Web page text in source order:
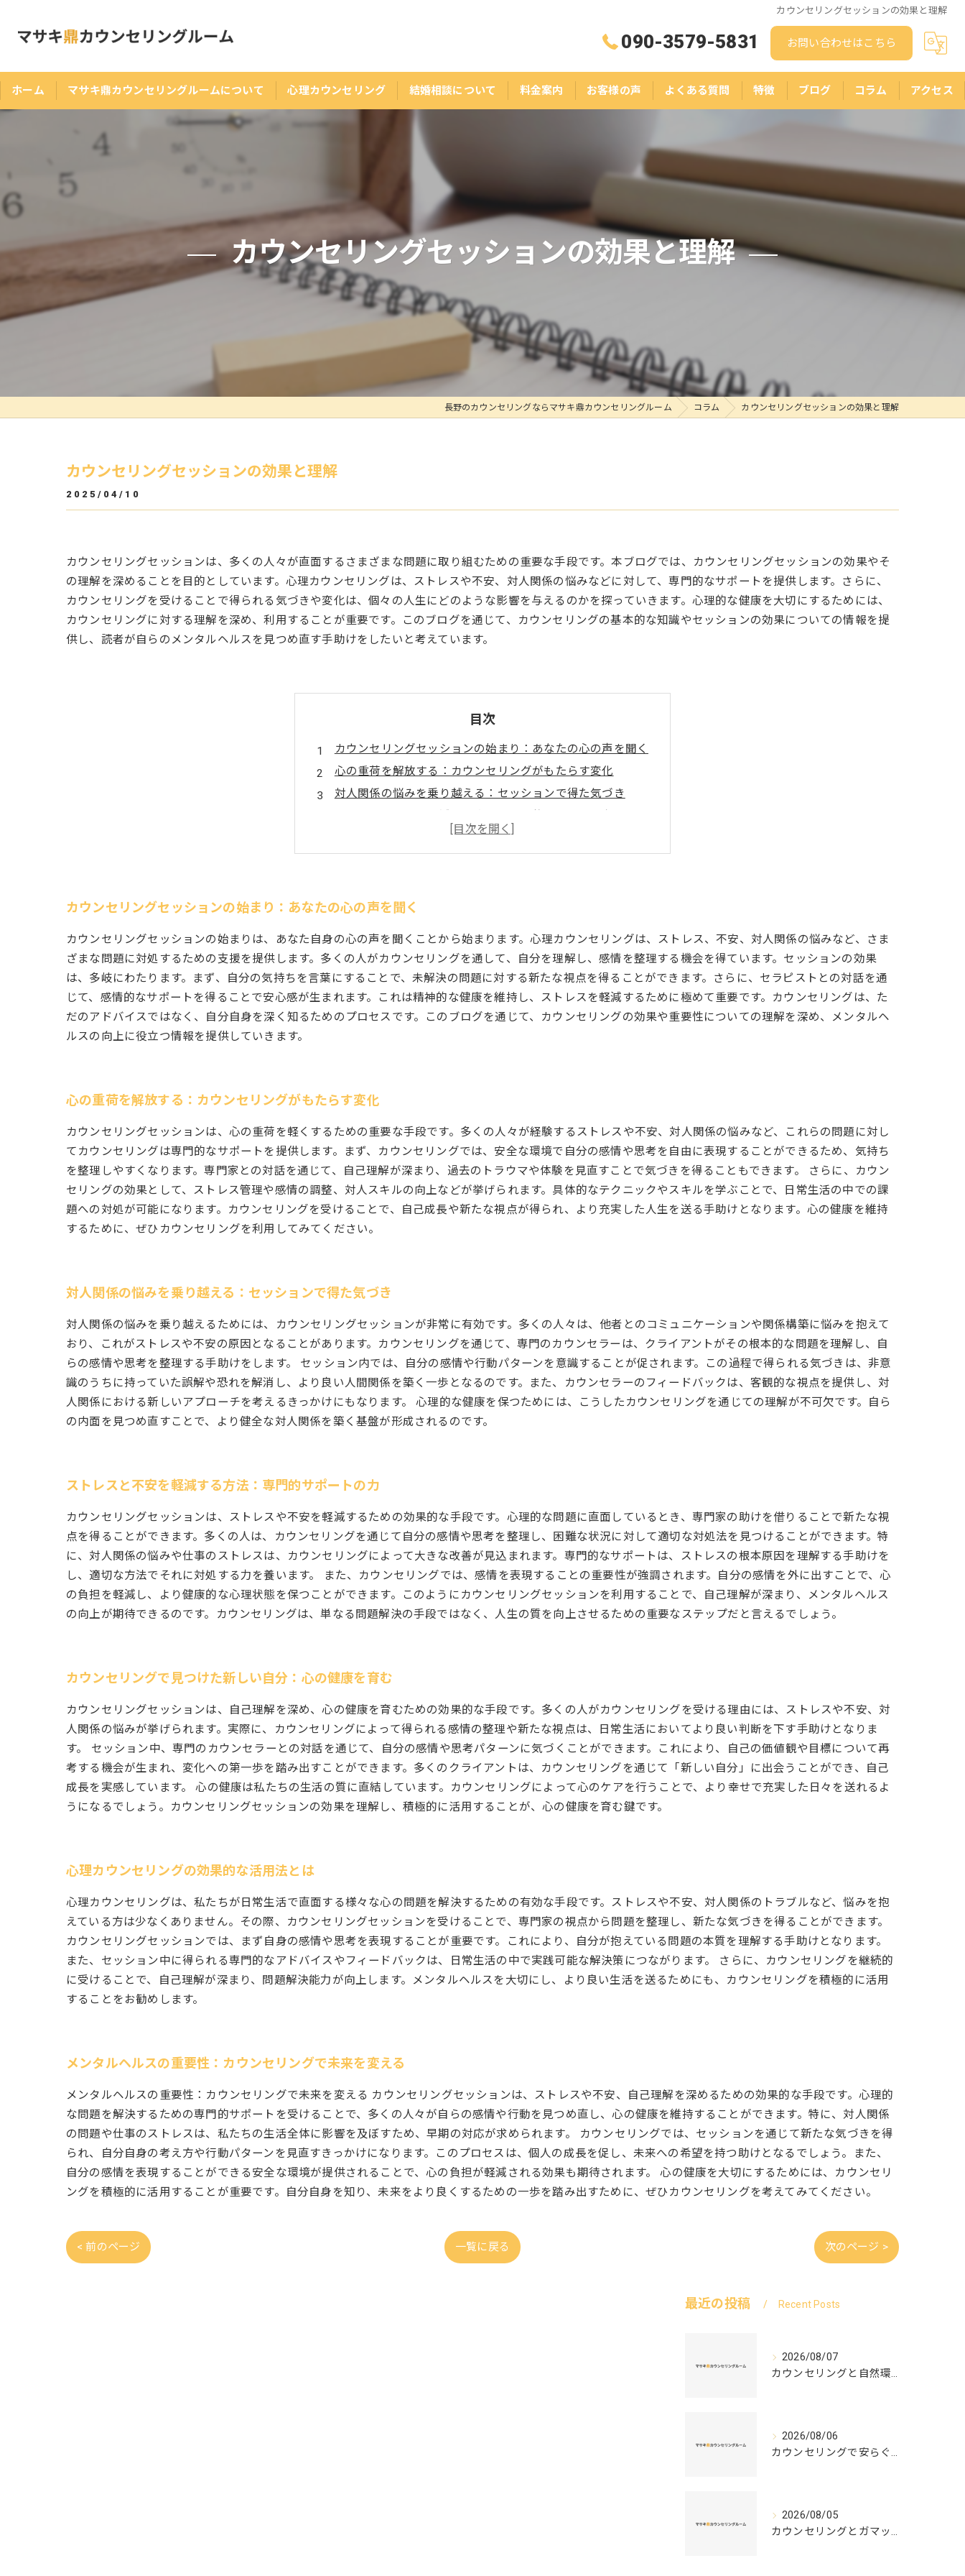
カウンセリングセッションの効果と理解
090-3579-5831 お問い合わせはこちら
ホーム マサキ鼎カウンセリングルームについて 心理カウンセリング 結婚相談について 料金案内 お客様の声 よくある質問 特徴
スピリチュアル
ブログ コラム アクセス
カウンセリングセッションの効果と理解
長野のカウンセリングならマサキ鼎カウンセリングルーム コラム カウンセリングセッションの効果と理解
カウンセリングセッションの効果と理解
2025/04/10
カウンセリングセッションは、多くの人々が直面するさまざまな問題に取り組むための重要な手段です。本ブログでは、カウンセリングセッションの効果やそ
の理解を深めることを目的としています。心理カウンセリングは、ストレスや不安、対人関係の悩みなどに対して、専門的なサポートを提供します。さらに、
カウンセリングを受けることで得られる気づきや変化は、個々の人生にどのような影響を与えるのかを探っていきます。心理的な健康を大切にするためには、
カウンセリングに対する理解を深め、利用することが重要です。このブログを通じて、カウンセリングの基本的な知識やセッションの効果についての情報を提
供し、読者が自らのメンタルヘルスを見つめ直す手助けをしたいと考えています。
目次
カウンセリングセッションの始まり：あなたの心の声を聞く
心の重荷を解放する：カウンセリングがもたらす変化
対人関係の悩みを乗り越える：セッションで得た気づき
カウンセリングで見つけた新しい自分：心の健康を育む
カウンセリングセッションの始まり：あなたの心の声を聞く
カウンセリングセッションの始まりは、あなた自身の心の声を聞くことから始まります。心理カウンセリングは、ストレス、不安、対人関係の悩みなど、さま
ざまな問題に対処するための支援を提供します。多くの人がカウンセリングを通して、自分を理解し、感情を整理する機会を得ています。セッションの効果
は、多岐にわたります。まず、自分の気持ちを言葉にすることで、未解決の問題に対する新たな視点を得ることができます。さらに、セラピストとの対話を通
じて、感情的なサポートを得ることで安心感が生まれます。これは精神的な健康を維持し、ストレスを軽減するために極めて重要です。カウンセリングは、た
だのアドバイスではなく、自分自身を深く知るためのプロセスです。このブログを通じて、カウンセリングの効果や重要性についての理解を深め、メンタルヘ
ルスの向上に役立つ情報を提供していきます。
心の重荷を解放する：カウンセリングがもたらす変化
カウンセリングセッションは、心の重荷を軽くするための重要な手段です。多くの人々が経験するストレスや不安、対人関係の悩みなど、これらの問題に対し
てカウンセリングは専門的なサポートを提供します。まず、カウンセリングでは、安全な環境で自分の感情や思考を自由に表現することができるため、気持ち
を整理しやすくなります。専門家との対話を通じて、自己理解が深まり、過去のトラウマや体験を見直すことで気づきを得ることもできます。 さらに、カウン
セリングの効果として、ストレス管理や感情の調整、対人スキルの向上などが挙げられます。具体的なテクニックやスキルを学ぶことで、日常生活の中での課
題への対処が可能になります。カウンセリングを受けることで、自己成長や新たな視点が得られ、より充実した人生を送る手助けとなります。心の健康を維持
するために、ぜひカウンセリングを利用してみてください。
対人関係の悩みを乗り越える：セッションで得た気づき
対人関係の悩みを乗り越えるためには、カウンセリングセッションが非常に有効です。多くの人々は、他者とのコミュニケーションや関係構築に悩みを抱えて
おり、これがストレスや不安の原因となることがあります。カウンセリングを通じて、専門のカウンセラーは、クライアントがその根本的な問題を理解し、自
らの感情や思考を整理する手助けをします。 セッション内では、自分の感情や行動パターンを意識することが促されます。この過程で得られる気づきは、非意
識のうちに持っていた誤解や恐れを解消し、より良い人間関係を築く一歩となるのです。また、カウンセラーのフィードバックは、客観的な視点を提供し、対
人関係における新しいアプローチを考えるきっかけにもなります。 心理的な健康を保つためには、こうしたカウンセリングを通じての理解が不可欠です。自ら
の内面を見つめ直すことで、より健全な対人関係を築く基盤が形成されるのです。
ストレスと不安を軽減する方法：専門的サポートの力
カウンセリングセッションは、ストレスや不安を軽減するための効果的な手段です。心理的な問題に直面しているとき、専門家の助けを借りることで新たな視
点を得ることができます。多くの人は、カウンセリングを通じて自分の感情や思考を整理し、困難な状況に対して適切な対処法を見つけることができます。特
に、対人関係の悩みや仕事のストレスは、カウンセリングによって大きな改善が見込まれます。専門的なサポートは、ストレスの根本原因を理解する手助けを
し、適切な方法でそれに対処する力を養います。 また、カウンセリングでは、感情を表現することの重要性が強調されます。自分の感情を外に出すことで、心
の負担を軽減し、より健康的な心理状態を保つことができます。このようにカウンセリングセッションを利用することで、自己理解が深まり、メンタルヘルス
の向上が期待できるのです。カウンセリングは、単なる問題解決の手段ではなく、人生の質を向上させるための重要なステップだと言えるでしょう。
カウンセリングで見つけた新しい自分：心の健康を育む
カウンセリングセッションは、自己理解を深め、心の健康を育むための効果的な手段です。多くの人がカウンセリングを受ける理由には、ストレスや不安、対
人関係の悩みが挙げられます。実際に、カウンセリングによって得られる感情の整理や新たな視点は、日常生活においてより良い判断を下す手助けとなりま
す。 セッション中、専門のカウンセラーとの対話を通じて、自分の感情や思考パターンに気づくことができます。これにより、自己の価値観や目標について再
考する機会が生まれ、変化への第一歩を踏み出すことができます。多くのクライアントは、カウンセリングを通じて「新しい自分」に出会うことができ、自己
成長を実感しています。 心の健康は私たちの生活の質に直結しています。カウンセリングによって心のケアを行うことで、より幸せで充実した日々を送れるよ
うになるでしょう。カウンセリングセッションの効果を理解し、積極的に活用することが、心の健康を育む鍵です。
心理カウンセリングの効果的な活用法とは
心理カウンセリングは、私たちが日常生活で直面する様々な心の問題を解決するための有効な手段です。ストレスや不安、対人関係のトラブルなど、悩みを抱
えている方は少なくありません。その際、カウンセリングセッションを受けることで、専門家の視点から問題を整理し、新たな気づきを得ることができます。
カウンセリングセッションでは、まず自身の感情や思考を表現することが重要です。これにより、自分が抱えている問題の本質を理解する手助けとなります。
また、セッション中に得られる専門的なアドバイスやフィードバックは、日常生活の中で実践可能な解決策につながります。 さらに、カウンセリングを継続的
に受けることで、自己理解が深まり、問題解決能力が向上します。メンタルヘルスを大切にし、より良い生活を送るためにも、カウンセリングを積極的に活用
することをお勧めします。
メンタルヘルスの重要性：カウンセリングで未来を変える
メンタルヘルスの重要性：カウンセリングで未来を変える カウンセリングセッションは、ストレスや不安、自己理解を深めるための効果的な手段です。心理的
な問題を解決するための専門的サポートを受けることで、多くの人々が自らの感情や行動を見つめ直し、心の健康を維持することができます。特に、対人関係
の問題や仕事のストレスは、私たちの生活全体に影響を及ぼすため、早期の対応が求められます。 カウンセリングでは、セッションを通じて新たな気づきを得
られ、自分自身の考え方や行動パターンを見直すきっかけになります。このプロセスは、個人の成長を促し、未来への希望を持つ助けとなるでしょう。また、
自分の感情を表現することができる安全な環境が提供されることで、心の負担が軽減される効果も期待されます。 心の健康を大切にするためには、カウンセリ
ングを積極的に活用することが重要です。自分自身を知り、未来をより良くするための一歩を踏み出すために、ぜひカウンセリングを考えてみてください。
< 前のページ 一覧に戻る 次のページ >
最近の投稿 Recent Posts
2026/08/07
カウンセリングと自然環境がつなぐ実践例と環境カウンセラーの役割を解説
2026/08/06
カウンセリングで安らぐ空間を叶える安心と信頼のつくり方徹底解説
2026/08/05
カウンセリングとガマット選びの正解ガイド安心して相談できるポイントと実例解説